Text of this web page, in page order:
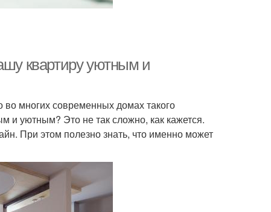
квартиру уютным и
многих современных домах такого
и уютным? Это не так сложно, как кажется.
При этом полезно знать, что именно может